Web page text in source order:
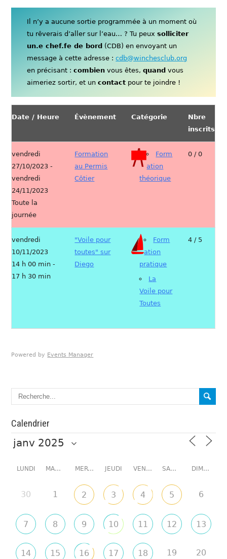
Il n’y a aucune sortie programmée à un moment où
tu rêverais d’aller sur l’eau… ? Tu peuxsolliciter
un.e chef.fe de bord (CDB) en envoyant un
message à cette adresse :cdb@winchesclub.org
en précisant :combien vous êtes,quand vous
aimeriez sortir, et uncontact pour te joindre !
Date / Heure Évènement Catégorie
Nbre
inscrits
vendredi
27/10/2023 -
vendredi
24/11/2023
Toute la
journée
Formation
au Permis
Côtier
Form
ation
théorique
0 / 0
vendredi
10/11/2023
14 h 00 min -
17 h 30 min
"Voile pour
toutes" sur
Diego
Form
ation
pratique
La
Voile pour
Toutes
4 / 5
Powered by Events Manager
Calendrier
LUNDI MARDI MERCREDI JEUDI VENDREDI SAMEDI DIMANCHE
30 1 2 3 4 5 6
7 8 9 10 11 12 13
14 15 16 17 18 19 20